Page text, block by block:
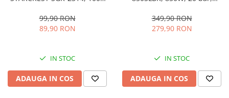
Deschidere 180°, Suprafata
de gatire 23 x 14 cm, Negru
99,90 RON
89,90 RON
IN STOC
ADAUGA IN COS
dispozitiv spumare, filtru
dublu din inox, Negru/Inox
349,90 RON
279,90 RON
IN STOC
ADAUGA IN COS